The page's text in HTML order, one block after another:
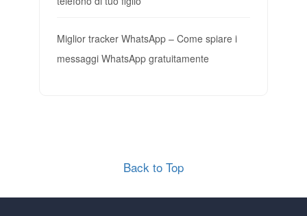
Miglior tracker WhatsApp – Come spiare i
messaggi WhatsApp gratuitamente
Back to Top